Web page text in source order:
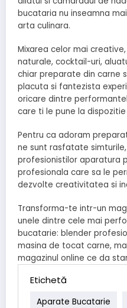
bucataria nu inseamna
arta culinara.
Mixarea celor mai
naturale, cocktail-uri,
chiar preparate din carne
placuta si fantezista
oricare dintre
care ti le pune la dispozitie
Pentru ca adoram
ne sunt rasfatate
profesionistilor aparatura
profesionala care sa le
dezvolte creativitatea si
Transforma-te intr-un
unele dintre cele mai
bucatarie: blender
masina de tocat carne,
magazinul online ce da
Etichetă
Aparate Bucatarie